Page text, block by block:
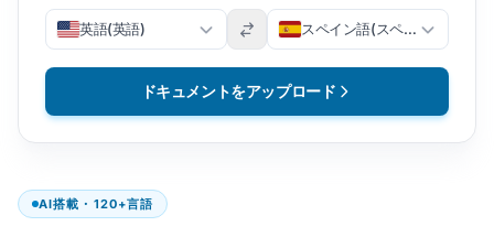
AI搭載・120+言語
英語(英語) スペイン語(スペイン語)
ドキュメントをアップロード